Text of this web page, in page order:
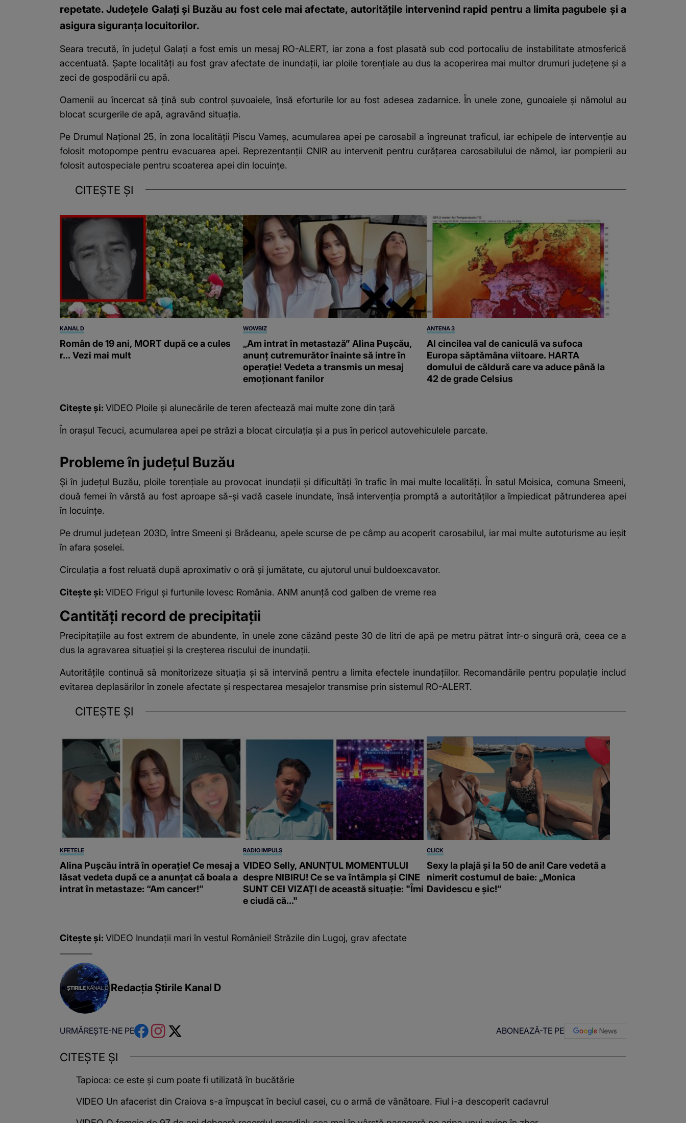
repetate. Județele Galați și Buzău au fost cele mai afectate, autoritățile intervenind rapid pentru a limita pagubele și a
asigura siguranța locuitorilor.
Seara trecută, în județul Galați a fost emis un mesaj RO-ALERT, iar zona a fost plasată sub cod portocaliu de instabilitate atmosferică
accentuată. Șapte localități au fost grav afectate de inundații, iar ploile torențiale au dus la acoperirea mai multor drumuri județene și a
zeci de gospodării cu apă.
Oamenii au încercat să țină sub control șuvoaiele, însă eforturile lor au fost adesea zadarnice. În unele zone, gunoaiele și nămolul au
blocat scurgerile de apă, agravând situația.
Pe Drumul Național 25, în zona localității Piscu Vameș, acumularea apei pe carosabil a îngreunat traficul, iar echipele de intervenție au
folosit motopompe pentru evacuarea apei. Reprezentanții CNIR au intervenit pentru curățarea carosabilului de nămol, iar pompierii au
folosit autospeciale pentru scoaterea apei din locuințe.
CITEȘTE ȘI
KANAL D
Român de 19 ani, MORT după ce a cules
r... Vezi mai mult
WOWBIZ
„Am intrat în metastază” Alina Pușcău,
anunț cutremurător înainte să intre în
operație! Vedeta a transmis un mesaj
emoționant fanilor
ANTENA 3
Al cincilea val de caniculă va sufoca
Europa săptămâna viitoare. HARTA
domului de căldură care va aduce până la
42 de grade Celsius
Citește și: VIDEO Ploile și alunecările de teren afectează mai multe zone din țară
În orașul Tecuci, acumularea apei pe străzi a blocat circulația și a pus în pericol autovehiculele parcate.
Probleme în județul Buzău
Și în județul Buzău, ploile torențiale au provocat inundații și dificultăți în trafic în mai multe localități. În satul Moisica, comuna Smeeni,
două femei în vârstă au fost aproape să-și vadă casele inundate, însă intervenția promptă a autorităților a împiedicat pătrunderea apei
în locuințe.
Pe drumul județean 203D, între Smeeni și Brădeanu, apele scurse de pe câmp au acoperit carosabilul, iar mai multe autoturisme au ieșit
în afara șoselei.
Circulația a fost reluată după aproximativ o oră și jumătate, cu ajutorul unui buldoexcavator.
Citește și: VIDEO Frigul și furtunile lovesc România. ANM anunță cod galben de vreme rea
Cantități record de precipitații
Precipitațiile au fost extrem de abundente, în unele zone căzând peste 30 de litri de apă pe metru pătrat într-o singură oră, ceea ce a
dus la agravarea situației și la creșterea riscului de inundații.
Autoritățile continuă să monitorizeze situația și să intervină pentru a limita efectele inundațiilor. Recomandările pentru populație includ
evitarea deplasărilor în zonele afectate și respectarea mesajelor transmise prin sistemul RO-ALERT.
CITEȘTE ȘI
KFETELE
Alina Pușcău intră în operație! Ce mesaj a
lăsat vedeta după ce a anunțat că boala a
intrat în metastaze: “Am cancer!”
RADIO IMPULS
VIDEO Selly, ANUNȚUL MOMENTULUI
despre NIBIRU! Ce se va întâmpla și CINE
SUNT CEI VIZAȚI de această situație: "Îmi
e ciudă că..."
CLICK
Sexy la plajă și la 50 de ani! Care vedetă a
nimerit costumul de baie: „Monica
Davidescu e șic!”
Citește și: VIDEO Inundații mari în vestul României! Străzile din Lugoj, grav afectate
Redacția Știrile Kanal D
URMĂREȘTE-NE PE ABONEAZĂ-TE PE
CITEȘTE ȘI
Tapioca: ce este și cum poate fi utilizată în bucătărie
VIDEO Un afacerist din Craiova s-a împușcat în beciul casei, cu o armă de vânătoare. Fiul i-a descoperit cadavrul